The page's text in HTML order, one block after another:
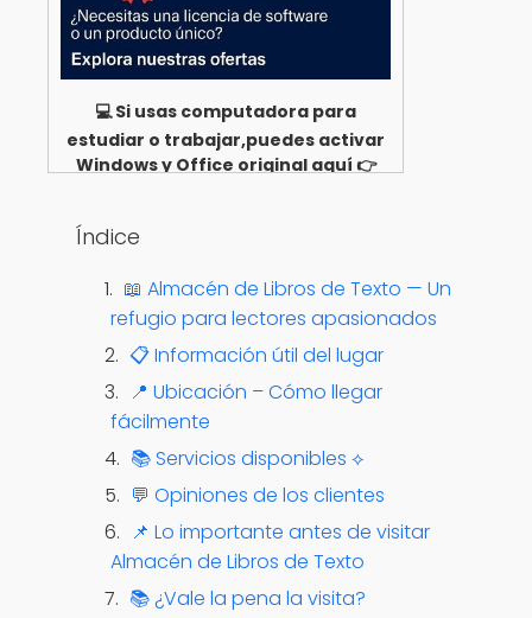
💻 Si usas computadora para
estudiar o trabajar,puedes activar
Windows y Office original aquí 👉
Índice
📖 Almacén de Libros de Texto — Un
refugio para lectores apasionados
📋 Información útil del lugar
📍 Ubicación – Cómo llegar
fácilmente
📚 Servicios disponibles ⟡
💬 Opiniones de los clientes
📌 Lo importante antes de visitar
Almacén de Libros de Texto
📚 ¿Vale la pena la visita?